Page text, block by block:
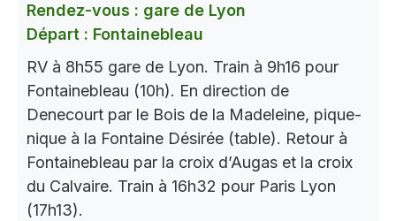
Rendez-vous : gare de Lyon
Départ : Fontainebleau
RV à 8h55 gare de Lyon. Train à 9h16 pour
Fontainebleau (10h). En direction de
Denecourt par le Bois de la Madeleine, pique-
nique à la Fontaine Désirée (table). Retour à
Fontainebleau par la croix d’Augas et la croix
du Calvaire. Train à 16h32 pour Paris Lyon
(17h13).